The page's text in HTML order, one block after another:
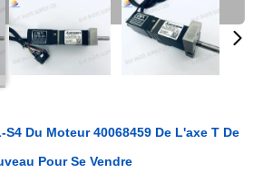
Du Moteur 40068459 De L'axe T De
Pour Se Vendre